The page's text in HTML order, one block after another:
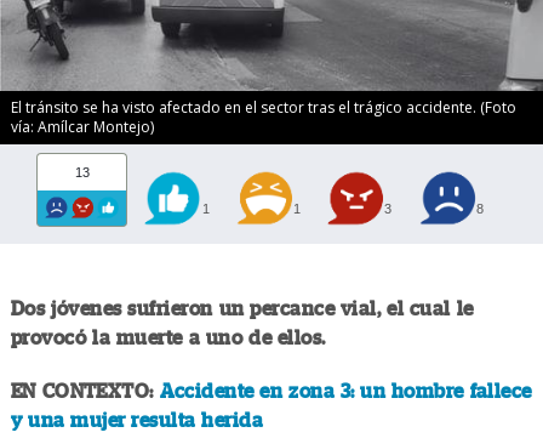
El tránsito se ha visto afectado en el sector tras el trágico accidente. (Foto
vía: Amílcar Montejo)
13
1 1 3 8
Dos jóvenes sufrieron un percance vial, el cual le
provocó la muerte a uno de ellos.
EN CONTEXTO: Accidente en zona 3: un hombre fallece
y una mujer resulta herida